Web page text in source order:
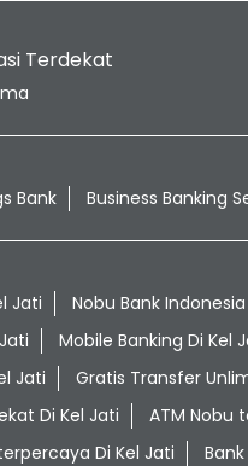
Terdekat
Bank Business Banking
Jati Nobu Bank
Mobile Banking Di Kel
Jati
Gratis Transfer
Di Kel Jati
ATM Nobu
Di Kel Jati